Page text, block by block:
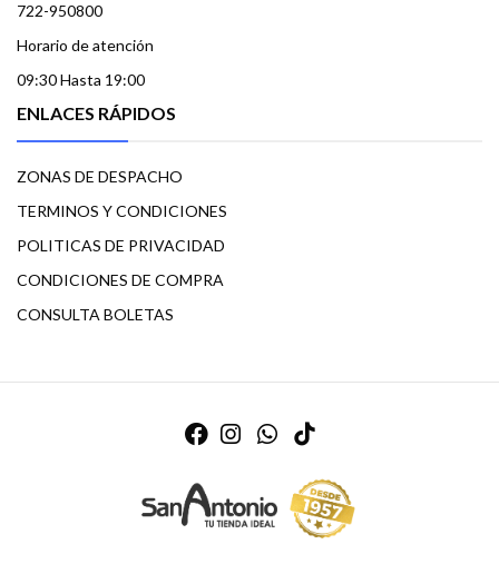
722-950800
Horario de atención
09:30 Hasta 19:00
ENLACES RÁPIDOS
ZONAS DE DESPACHO
TERMINOS Y CONDICIONES
POLITICAS DE PRIVACIDAD
CONDICIONES DE COMPRA
CONSULTA BOLETAS